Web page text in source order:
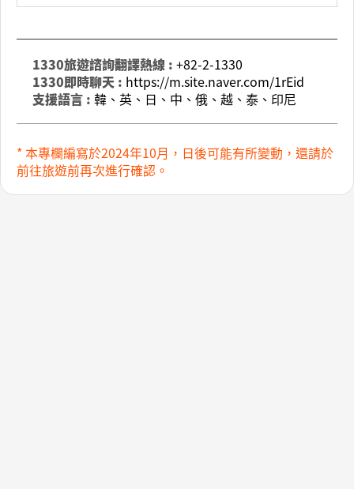
1330旅遊諮詢翻譯熱線 : +82-2-1330
1330即時聊天 : https://m.site.naver.com/1rEid
支援語言 : 韓、英、日、中、俄、越、泰、印尼
* 本專欄編寫於2024年10月，日後可能有所變動，還請於
前往旅遊前再次進行確認。